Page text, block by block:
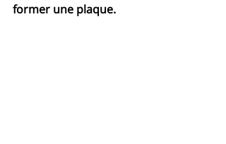
former une plaque.